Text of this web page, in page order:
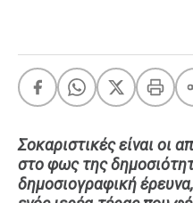
OMG LOL
Xmas
Σοκαριστικές είναι οι
στο φως της
δημοσιογραφική